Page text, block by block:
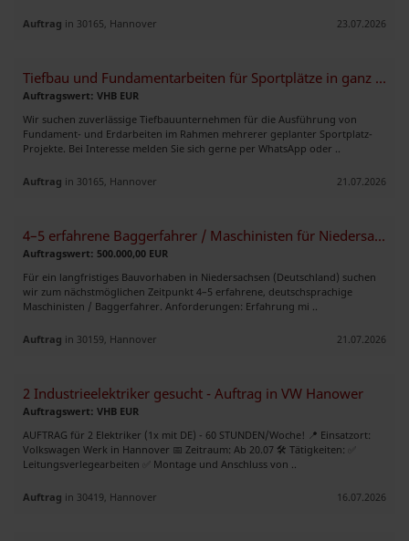
Auftrag in 30165, Hannover 23.07.2026
Tiefbau und Fundamentarbeiten für Sportplätze in ganz DE
Auftragswert: VHB EUR
Wir suchen zuverlässige Tiefbauunternehmen für die Ausführung von
Fundament- und Erdarbeiten im Rahmen mehrerer geplanter Sportplatz-
Projekte. Bei Interesse melden Sie sich gerne per WhatsApp oder ..
Auftrag in 30165, Hannover 21.07.2026
4–5 erfahrene Baggerfahrer / Maschinisten für Niedersachsen gesucht
Auftragswert: 500.000,00 EUR
Für ein langfristiges Bauvorhaben in Niedersachsen (Deutschland) suchen
wir zum nächstmöglichen Zeitpunkt 4–5 erfahrene, deutschsprachige
Maschinisten / Baggerfahrer. Anforderungen: Erfahrung mi ..
Auftrag in 30159, Hannover 21.07.2026
2 Industrieelektriker gesucht - Auftrag in VW Hanower
Auftragswert: VHB EUR
AUFTRAG für 2 Elektriker (1x mit DE) - 60 STUNDEN/Woche! 📍 Einsatzort:
Volkswagen Werk in Hannover 📅 Zeitraum: Ab 20.07 🛠️ Tätigkeiten: ✅
Leitungsverlegearbeiten ✅ Montage und Anschluss von ..
Auftrag in 30419, Hannover 16.07.2026